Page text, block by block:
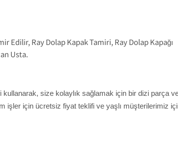
Edilir, Ray Dolap Kapak Tamiri, Ray Dolap Kapağı
Usta.
kullanarak, size kolaylık sağlamak için bir dizi parça
işler için ücretsiz fiyat teklifi ve yaşlı müşterilerimiz